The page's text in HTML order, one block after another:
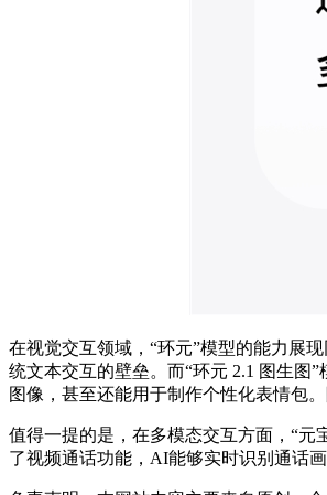
在视觉交互领域，“环元”模型的能力展
统文本交互的壁垒。而“环元 2.1 图生图
图像，甚至还能用于制作个性化表情包
值得一提的是，在多模态交互方面，“元
了视频通话功能，AI能够实时识别通话